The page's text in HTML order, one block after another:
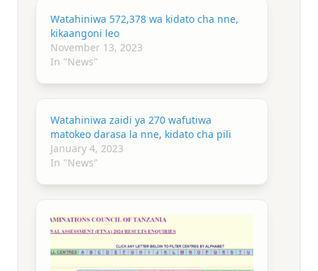
Watahiniwa 572,378 wa kidato cha nne,
kikaangoni leo
November 13, 2023
In "News"
Watahiniwa zaidi ya 270 wafutiwa
matokeo darasa la nne, kidato cha pili
January 4, 2023
In "News"